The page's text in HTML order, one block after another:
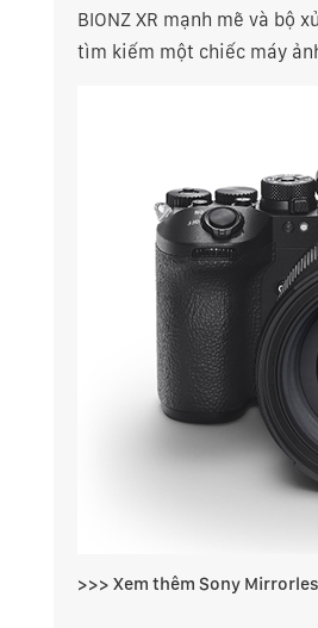
BIONZ XR mạnh mẽ và bộ
tìm kiếm một chiếc máy
>>> Xem thêm Sony